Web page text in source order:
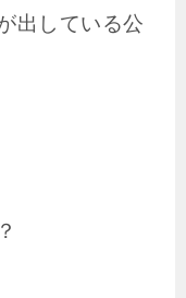
出している公